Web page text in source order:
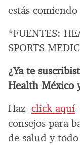
estás
*FUENTES:
SPORTS
¿Ya te
Health México
Haz click aquí
consejos para
de salud y